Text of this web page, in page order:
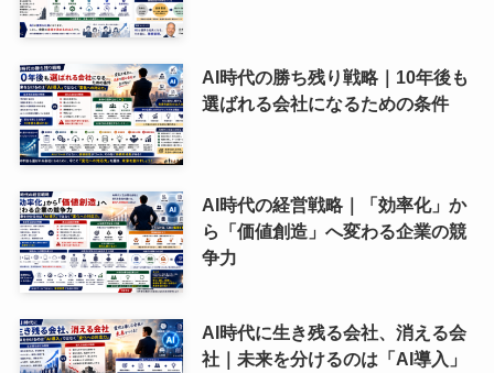
AI時代の勝ち残り戦略｜10年後も
選ばれる会社になるための条件
AI時代の経営戦略｜「効率化」か
ら「価値創造」へ変わる企業の競
争力
AI時代に生き残る会社、消える会
社｜未来を分けるのは「AI導入」